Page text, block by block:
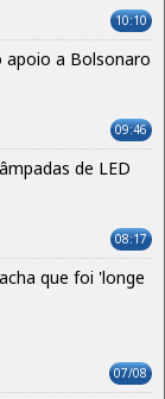
10:10
apoio a Bolsonaro
09:46
de LED
08:17
que foi 'longe
07/08